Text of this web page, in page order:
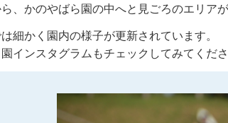
、かのやばら園の中へと見ごろのエリア
細かく園内の様子が更新されています。
インスタグラムもチェックしてみてくださ